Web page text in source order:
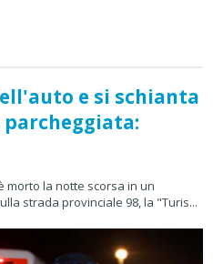
e si schianta
morto la notte scorsa in un
strada provinciale 98, la "Turis...